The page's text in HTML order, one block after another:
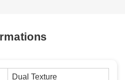
Dual Texture